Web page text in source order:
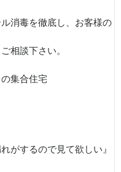
消毒を徹底し、お客様の
相談下さい。
集合住宅
がするので見て欲しい』